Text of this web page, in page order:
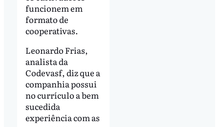
funcionem em
formato de
cooperativas.
Leonardo Frias,
analista da
Codevasf, diz que a
companhia possui
no currículo a bem
sucedida
experiência com as